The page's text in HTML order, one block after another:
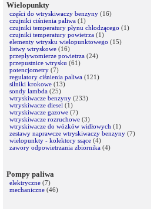
Wielopunkty
części do wtryskiwaczy benzyny (16)
czujniki ciśnienia paliwa (1)
czujniki temperatury płynu chłodzącego (1)
czujniki temperatury powietrza (1)
elementy wtrysku wielopunktowego (15)
listwy wtryskowe (16)
przepływomierze powietrza (24)
przepustnice wtrysku (61)
potencjometry (7)
regulatory ciśnienia paliwa (121)
silniki krokowe (13)
sondy lambda (25)
wtryskiwacze benzyny (233)
wtryskiwacze diesel (1)
wtryskiwacze gazowe (7)
wtryskiwacze rozruchowe (3)
wtryskiwacze do wózków widłowych (1)
zestawy naprawcze wtryskiwaczy benzyny (7)
wielopunkty - kolektory ssące (4)
zawory odpowietrzania zbiornika (4)
Pompy paliwa
elektryczne (7)
mechaniczne (46)